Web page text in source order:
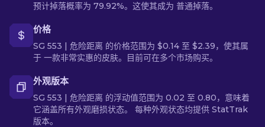
预计掉落概率为 79.92%。这使其成为 普通掉落。
价格
SG 553 | 危险距离 的价格范围为 $0.14 至 $2.39，使其属
于 一款非常实惠的皮肤。目前可在多个市场购买。
外观版本
SG 553 | 危险距离 的浮动值范围为 0.02 至 0.80，意味着
它涵盖所有外观磨损状态。 每种外观状态均提供 StatTrak
版本。